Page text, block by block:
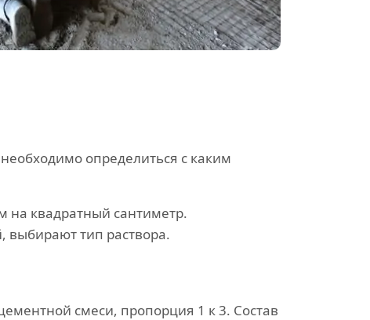
определиться с каким
на квадратный сантиметр.
выбирают тип раствора.
смеси, пропорция 1 к 3. Состав